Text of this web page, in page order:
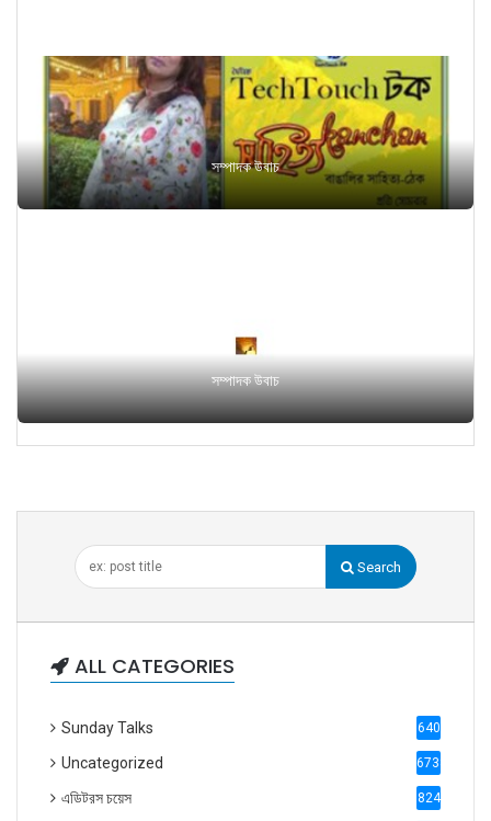
সম্পাদক উবাচ
সম্পাদক উবাচ
Search
ALL CATEGORIES
Sunday Talks 640
Uncategorized 6738
এডিটরস চয়েস 824